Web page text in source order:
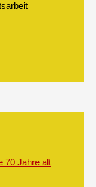
70 Jahre alt